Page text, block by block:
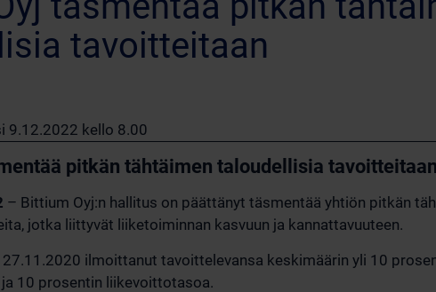
tavoitteitaan
9.12.2022 kello 8.00
pitkän tähtäimen taloudellisia tavoitteitaan
– Bittium Oyj:n hallitus on päättänyt täsmentää yhtiön pitkän
jotka liittyvät liiketoiminnan kasvuun ja kannattavuuteen.
ilmoittanut tavoittelevansa keskimäärin yli 10
ja 10 prosentin liikevoittotasoa.